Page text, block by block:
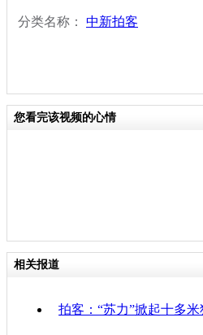
分类名称： 中新拍客
您看完该视频的心情
相关报道
拍客：“苏力”掀起十多